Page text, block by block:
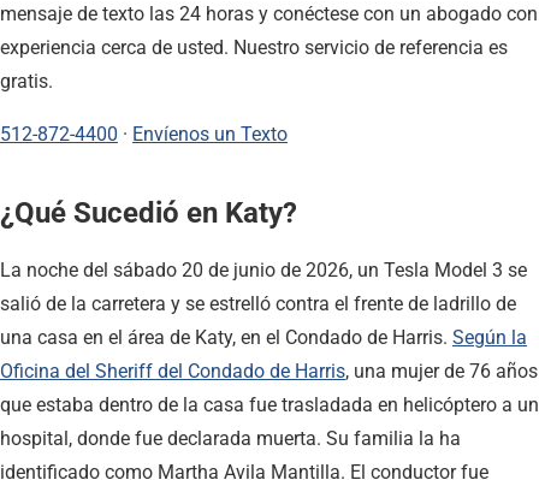
mensaje de texto las 24 horas y conéctese con un abogado con
experiencia cerca de usted. Nuestro servicio de referencia es
gratis.
512-872-4400 · Envíenos un Texto
¿Qué Sucedió en Katy?
La noche del sábado 20 de junio de 2026, un Tesla Model 3 se
salió de la carretera y se estrelló contra el frente de ladrillo de
una casa en el área de Katy, en el Condado de Harris. Según la
Oficina del Sheriff del Condado de Harris, una mujer de 76 años
que estaba dentro de la casa fue trasladada en helicóptero a un
hospital, donde fue declarada muerta. Su familia la ha
identificado como Martha Avila Mantilla. El conductor fue